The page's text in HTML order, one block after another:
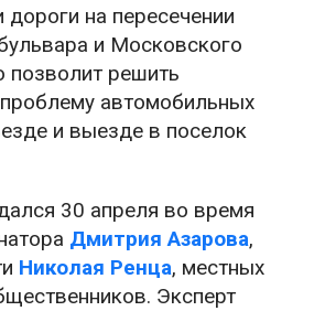
дороги на пересечении
и Московского
позволит решить
автомобильных
и выезде в поселок
30 апреля во время
Дмитрия Азарова,
Николая Ренца, местных
Эксперт